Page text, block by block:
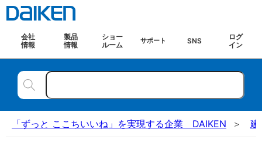
会社
情報
製品
情報
ショー
ルーム
サポート SNS
ログ
イン
「ずっと ここちいいね」を実現する企業 DAIKEN 建